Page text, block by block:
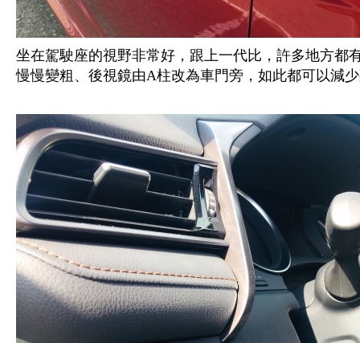
坐在駕駛座的視野非常好，跟上一代比，許多地方都
慢慢變粗、後視鏡由A柱改為車門旁，如此都可以減